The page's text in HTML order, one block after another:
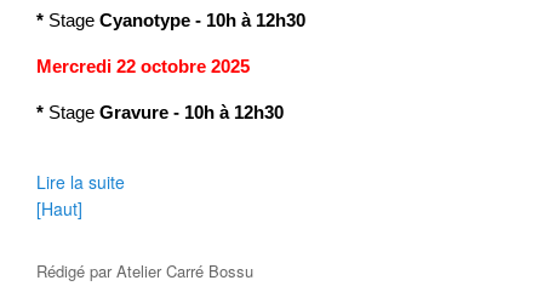
* Stage Cyanotype - 10h à 12h30
Mercredi 22 octobre 2025
* Stage Gravure - 10h à 12h30
Lire la suite
[Haut]
Rédigé parAtelier Carré Bossu